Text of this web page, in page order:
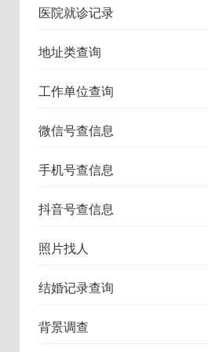
医院就诊记录
地址类查询
工作单位查询
微信号查信息
手机号查信息
抖音号查信息
照片找人
结婚记录查询
背景调查